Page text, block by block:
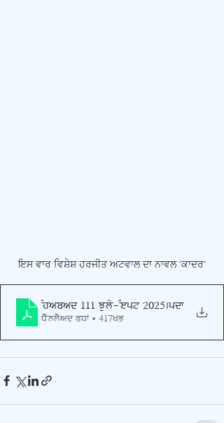
ਇਸ ਵਾਰ ਵਿਸ਼ੇਸ਼ ਹਰਜੀਤ ਅਟਵਾਲ ਦਾ ਨਾਵਲ 'ਕਾਦਰ'
Shabad 111 July-Sept 2025.pdf
Download PDF • 417KB